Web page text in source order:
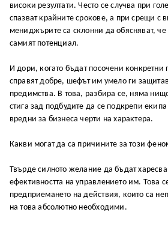
високи резултати. Често се случва при
спазват крайните срокове, а при срещи с
мениджърите са склонни да обясняват, че
самият потенциал.
И дори, когато бъдат посочени конкретни
справят добре, шефът им умело ги
предимства. В това, разбира се, няма
стига зад подбудите да се подкрепи
вредни за бизнеса черти на характера.
Какви могат да са причините за този
Твърде силното желание да бъдат
ефективността на управлението им. Това
предприемането на действия, които са
на това абсолютно необходими.